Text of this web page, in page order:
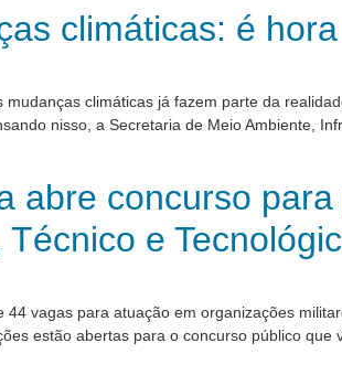
climáticas: é
mudanças climáticas já fazem parte da
nisso, a Secretaria de Meio Ambiente,
abre concurso
Técnico e
44 vagas para atuação em organizações
estão abertas para o concurso público